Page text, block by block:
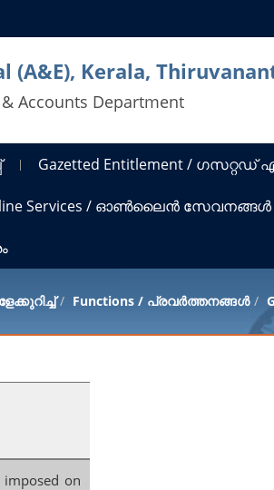
(A&E), Kerala,
Accounts Department
Gazetted Entitlement / ഗസറ്റഡ്
Services / ഓൺലൈൻ സേവനങ്ങൾ
Functions / പ്രവർത്തനങ്ങൾ
on